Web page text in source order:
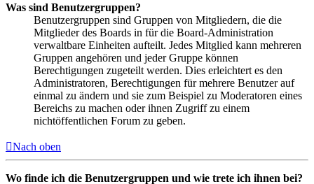
Was sind Benutzergruppen?
Benutzergruppen sind Gruppen von Mitgliedern, die die
Mitglieder des Boards in für die Board-Administration
verwaltbare Einheiten aufteilt. Jedes Mitglied kann mehreren
Gruppen angehören und jeder Gruppe können
Berechtigungen zugeteilt werden. Dies erleichtert es den
Administratoren, Berechtigungen für mehrere Benutzer auf
einmal zu ändern und sie zum Beispiel zu Moderatoren eines
Bereichs zu machen oder ihnen Zugriff zu einem
nichtöffentlichen Forum zu geben.
Nach oben
Wo finde ich die Benutzergruppen und wie trete ich ihnen bei?